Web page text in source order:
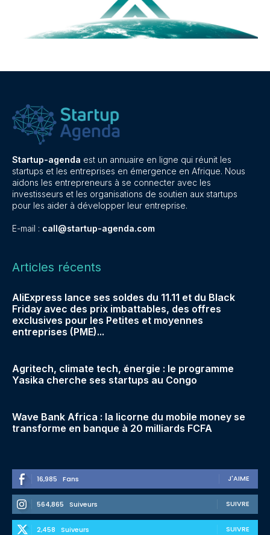
Startup-agenda est un annuaire en ligne qui réunit les
startups et les entreprises en émergence en Afrique. Nous
aidons les entrepreneurs à se connecter avec les
investisseurs et les organisations de soutien aux startups
pour les aider à développer leur entreprise.
E-mail : call@startup-agenda.com
Articles récents
AliExpress lance ses soldes du 11.11 et du Black
Friday avec des prix imbattables, des offres
exclusives pour les Petites et moyennes
entreprises (PME)...
Agritech, climate tech, énergie : le programme
Yasika cherche ses startups au Congo
Wave Bank Africa : la licorne du mobile money se
transforme en banque à 20 milliards FCFA
16,985 Fans J'AIME
564,865 Suiveurs SUIVRE
2,458 Suiveurs SUIVRE